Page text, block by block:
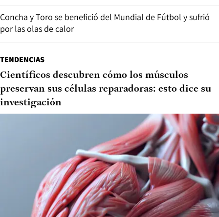
Concha y Toro se benefició del Mundial de Fútbol y sufrió
por las olas de calor
TENDENCIAS
Científicos descubren cómo los músculos
preservan sus células reparadoras: esto dice su
investigación